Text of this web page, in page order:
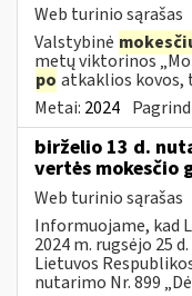
Web turinio sąrašas
Valstybinė
metų viktorinos
po atkaklios kovos,
Metai: 2024
birželio 13 d.
vertės mokesčio
Web turinio sąrašas
Informuojame, kad
2024 m. rugsėjo 25
Lietuvos
nutarimo Nr. 899